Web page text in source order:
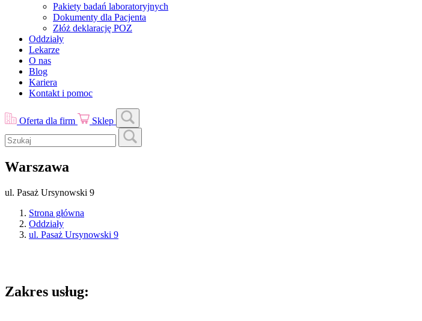
Pakiety badań laboratoryjnych
Dokumenty dla Pacjenta
Złóż deklarację POZ
Oddziały
Lekarze
O nas
Blog
Kariera
Kontakt i pomoc
Oferta dla firm Sklep
Warszawa
ul. Pasaż Ursynowski 9
Strona główna
Oddziały
ul. Pasaż Ursynowski 9
Zakres usług: